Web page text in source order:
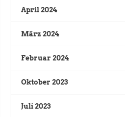
April 2024
März 2024
Februar 2024
Oktober 2023
Juli 2023